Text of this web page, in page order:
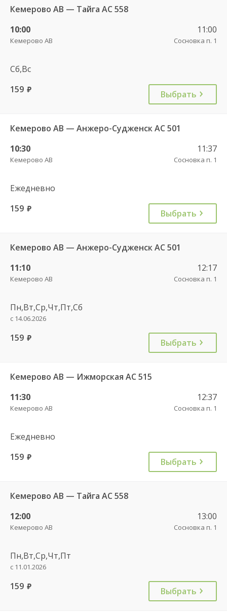
Кемерово АВ — Тайга АС 558
10:00
Кемерово АВ
11:00
Сосновка п. 1
Сб,Вс
159 руб. Выбрать
Кемерово АВ — Анжеро-Судженск АС 501
10:30
Кемерово АВ
11:37
Сосновка п. 1
Ежедневно
159 руб. Выбрать
Кемерово АВ — Анжеро-Судженск АС 501
11:10
Кемерово АВ
12:17
Сосновка п. 1
Пн,Вт,Ср,Чт,Пт,Сб
с 14.06.2026
159 руб. Выбрать
Кемерово АВ — Ижморская АС 515
11:30
Кемерово АВ
12:37
Сосновка п. 1
Ежедневно
159 руб. Выбрать
Кемерово АВ — Тайга АС 558
12:00
Кемерово АВ
13:00
Сосновка п. 1
Пн,Вт,Ср,Чт,Пт
с 11.01.2026
159 руб. Выбрать